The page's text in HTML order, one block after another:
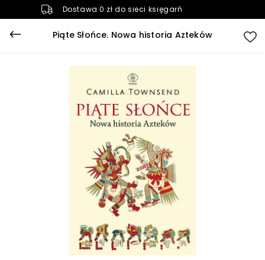
Dostawa 0 zł do sieci księgarń
Piąte Słońce. Nowa historia Azteków